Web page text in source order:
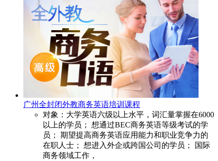
广州全封闭外教商务英语培训课程
对象：大学英语六级以上水平，词汇量掌握在6000
以上的学员； 想通过BEC商务英语等级考试的学
员； 期望提高商务英语应用能力和职业竞争力的
在职人士； 想进入外企或跨国公司的学员； 国际
商务领域工作，